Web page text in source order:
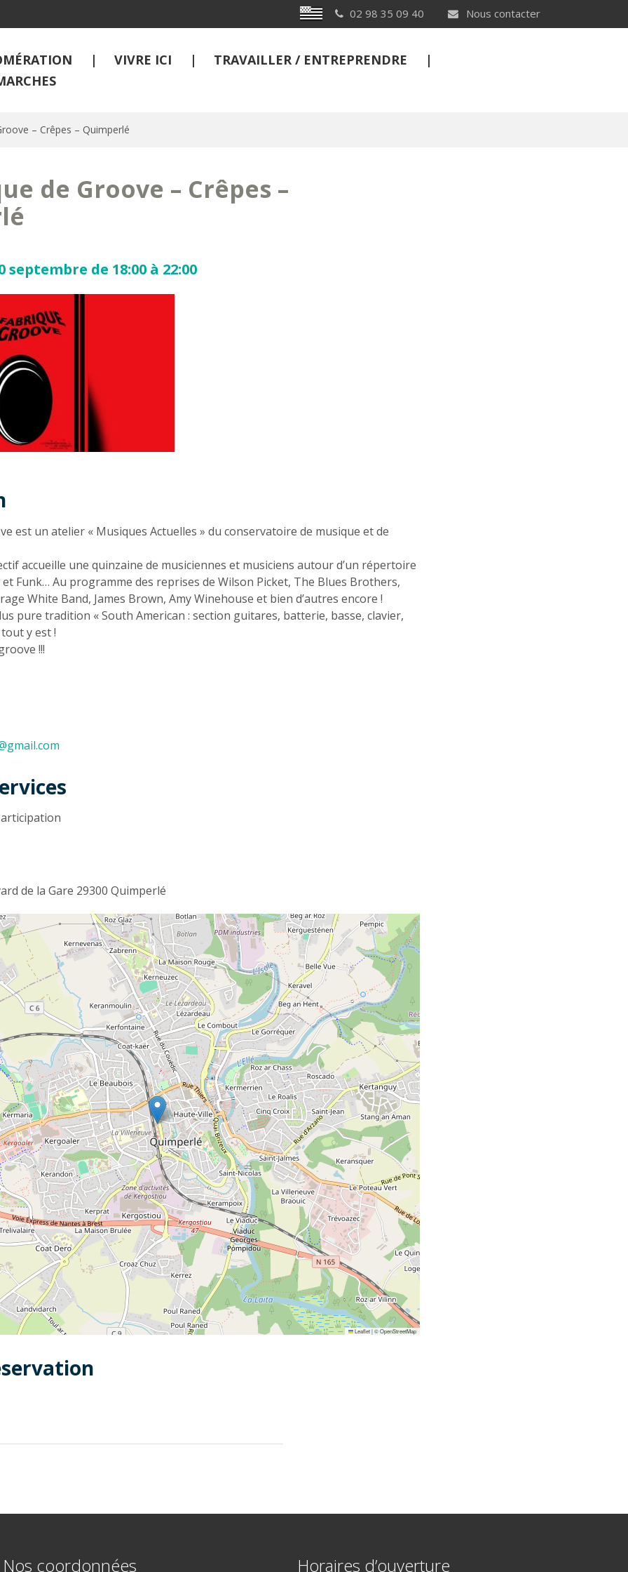
Breton 02 98 35 09 40 Nous contacter
VIVRE ICI
TRAVAILLER / ENTREPRENDRE
– Crêpes – Quimperlé
de Groove – Crêpes –
septembre de 18:00 à 22:00
est un atelier « Musiques Actuelles » du conservatoire de musique et de
accueille une quinzaine de musiciennes et musiciens autour d’un répertoire
et Funk… Au programme des reprises de Wilson Picket, The Blues Brothers,
White Band, James Brown, Amy Winehouse et bien d’autres encore !
pure tradition « South American : section guitares, batterie, basse, clavier,
y est !
!!!
de la Gare 29300 Quimperlé
Leaflet|©OpenStreetMap
Nos coordonnées Horaires d’ouverture